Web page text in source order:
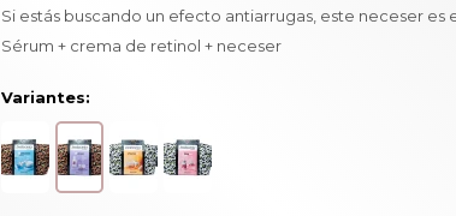
Si estás buscando un efecto antiarrugas, este neceser es
Sérum + crema de retinol + neceser
Variantes: